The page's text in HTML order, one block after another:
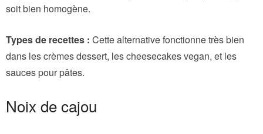
soit bien homogène.
Types de recettes : Cette alternative fonctionne très bien
dans les crèmes dessert, les cheesecakes vegan, et les
sauces pour pâtes.
Noix de cajou